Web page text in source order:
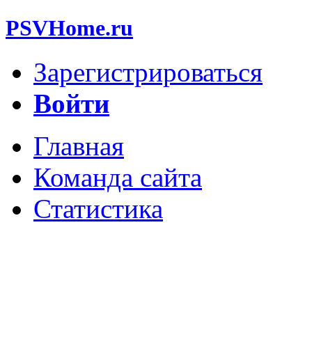
PSVHome.ru
Зарегистрироваться
Войти
Главная
Команда сайта
Статистика